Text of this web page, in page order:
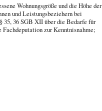
Wohnungsgröße und die Höhe der
und Leistungsbeziehern bei
35, 36 SGB XII über die Bedarfe für
zur Kenntnisnahme;